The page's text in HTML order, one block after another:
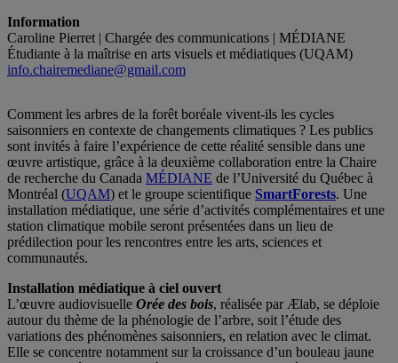
Information
Caroline Pierret | Chargée des communications | MÉDIANE
Étudiante à la maîtrise en arts visuels et médiatiques (UQAM)
info.chairemediane@gmail.com
Comment les arbres de la forêt boréale vivent-ils les cycles
saisonniers en contexte de changements climatiques ? Les publics
sont invités à faire l’expérience de cette réalité sensible dans une
œuvre artistique, grâce à la deuxième collaboration entre la Chaire
de recherche du Canada MÉDIANE de l’Université du Québec à
Montréal (UQAM) et le groupe scientifique SmartForests. Une
installation médiatique, une série d’activités complémentaires et une
station climatique mobile seront présentées dans un lieu de
prédilection pour les rencontres entre les arts, sciences et
communautés.
Installation médiatique à ciel ouvert
L’œuvre audiovisuelle Orée des bois, réalisée par Ælab, se déploie
autour du thème de la phénologie de l’arbre, soit l’étude des
variations des phénomènes saisonniers, en relation avec le climat.
Elle se concentre notamment sur la croissance d’un bouleau jaune